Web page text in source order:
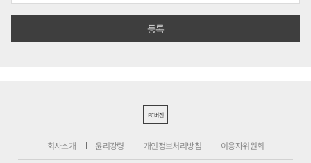
PC버전
회사소개 윤리강령 개인정보처리방침 이용자위원회